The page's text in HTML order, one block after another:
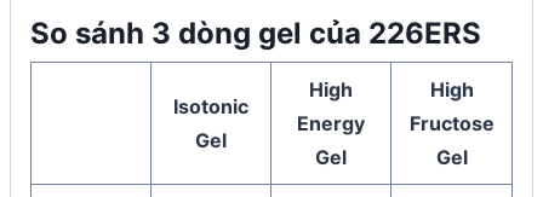
So sánh 3 dòng gel của 226ERS
Isotonic
Gel
High
Energy
Gel
High
Fructose
Gel